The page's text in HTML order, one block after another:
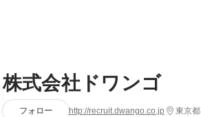
株式会社ドワンゴ
フォロー http://recruit.dwango.co.jp 東京都